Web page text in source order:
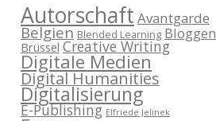
Autorschaft Avantgarde
Belgien Blended Learning Bloggen
Brüssel Creative Writing
Digitale Medien
Digital Humanities
Digitalisierung
E-Publishing Elfriede Jelinek